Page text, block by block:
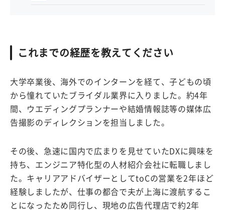
これまでの経歴を教えてください
大学卒業後、海外でのインターンを経て、子どもの頃
から憧れていたブライダル業界に入りました。約4年
間、ウエディングプランナーや結婚情報誌等の媒体広
告撮影のディレクションを担当しました。
その後、急速に国内で広まりを見せていたDXに興味を
持ち、エンジニア特化型の人材紹介会社に転職しまし
た。キャリアアドバイザーとしてtoCの営業を2年ほど
経験しましたが、仕事の都合で夫が上海に渡航するこ
とになったため同行し、現地の広告代理店で約2年